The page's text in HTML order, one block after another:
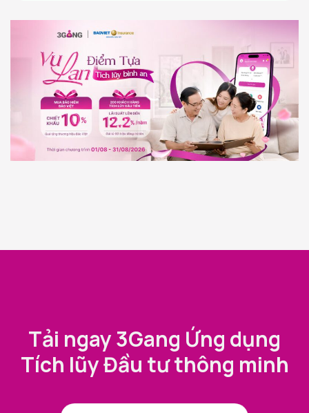
Tải ngay 3Gang Ứng dụng
Tích lũy Đầu tư thông minh